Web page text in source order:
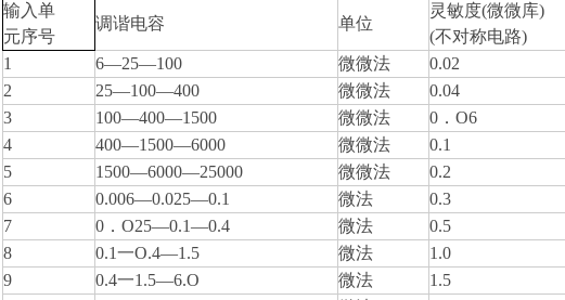
输入单
元序号
调谐电容 单位
灵敏度(微微库)
(不对称电路)
1
6—25—100 微微法
0.02
2
25—100—400 微微法
0.04
3
100—400—1500 微微法
0．O6
4
400—1500—6000 微微法
0.1
5
1500—6000—25000 微微法
0.2
6
0.006—0.025—0.1 微法
0.3
7
0．O25—0.1—0.4 微法
0.5
8
0.1一O.4—1.5 微法
1.0
9
0.4一1.5—6.O 微法
1.5